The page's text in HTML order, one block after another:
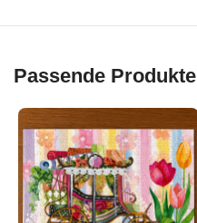
Passende Produkte